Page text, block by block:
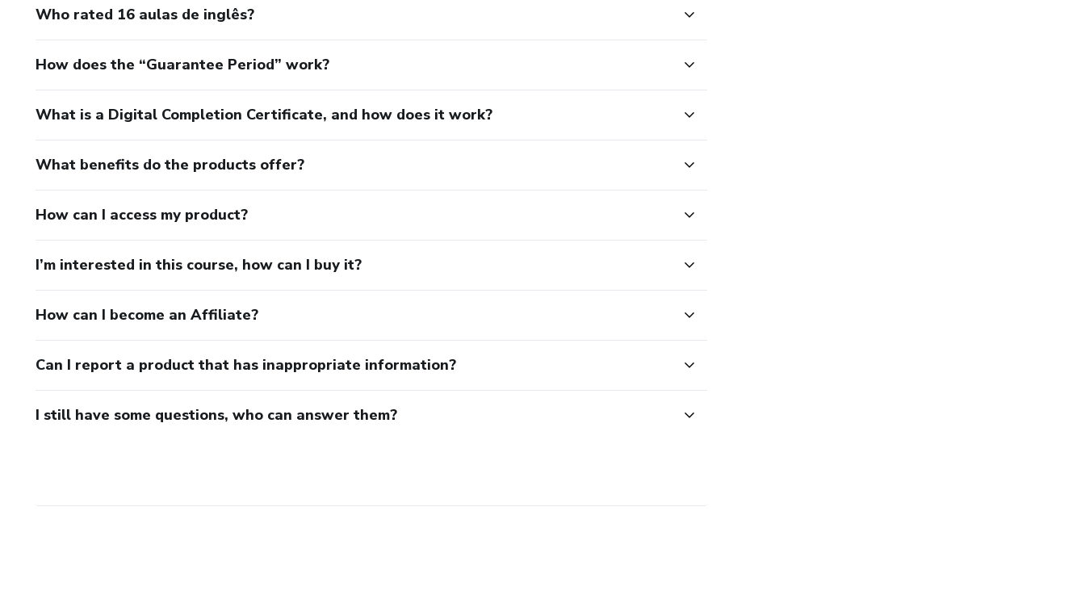
Who rated 16 aulas de inglês?
How does the “Guarantee Period” work?
What is a Digital Completion Certificate, and how does it work?
What benefits do the products offer?
How can I access my product?
I’m interested in this course, how can I buy it?
How can I become an Affiliate?
Can I report a product that has inappropriate information?
I still have some questions, who can answer them?